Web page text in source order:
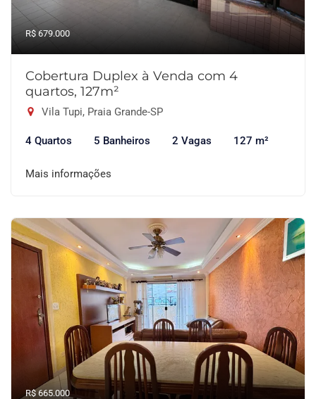
R$ 679.000
Cobertura Duplex à Venda com 4
quartos, 127m²
Vila Tupi, Praia Grande-SP
4 Quartos 5 Banheiros 2 Vagas 127 m²
Mais informações
R$ 665.000